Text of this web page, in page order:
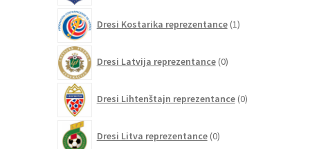
Dresi Kostarika reprezentance 1izdelek
Dresi Latvija reprezentance 0izdelkov
Dresi Lihtenštajn reprezentance 0izdelkov
Dresi Litva reprezentance 0izdelkov